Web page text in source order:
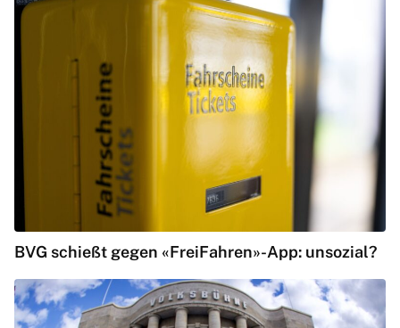
BVG schießt gegen «FreiFahren»-App: unsozial?